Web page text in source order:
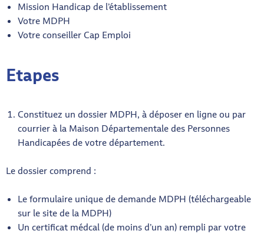
Mission Handicap de l’établissement
Votre MDPH
Votre conseiller Cap Emploi
Etapes
Constituez un dossier MDPH, à déposer en ligne ou par
courrier à la Maison Départementale des Personnes
Handicapées de votre département.
Le dossier comprend :
Le formulaire unique de demande MDPH (téléchargeable
sur le site de la MDPH)
Un certificat médcal (de moins d’un an) rempli par votre